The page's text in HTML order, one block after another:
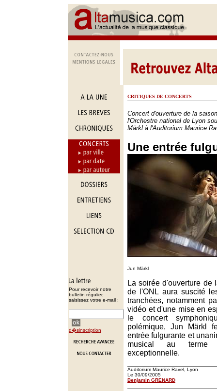
Pour recevoir notre
bulletin régulier,
saisissez votre e-mail :
d�sinscription
CRITIQUES DE CONCERTS
Concert d'ouverture de la
l'Orchestre national de Lyon
Märkl à l'Auditorium Maurice
Une entrée
Jun Märkl
La soirée d'ouverture de
de l'ONL aura suscité
tranchées, notamment
vidéo et d'une mise en
le concert
polémique, Jun Märkl
entrée fulgurante et
musical au terme
exceptionnelle.
Auditorium Maurice Ravel, Lyon
Le 30/09/2005
Benjamin GRENARD